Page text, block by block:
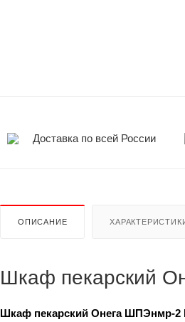
Доставка по всей России
ОПИСАНИЕ
Шкаф пекарский
Шкаф пекарский Онега ШПЭнмр-2